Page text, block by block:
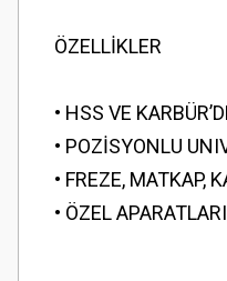
ÖZELLİKLER
• HSS VE
• POZİSYONLU
• FREZE, MATKAP,
• ÖZEL